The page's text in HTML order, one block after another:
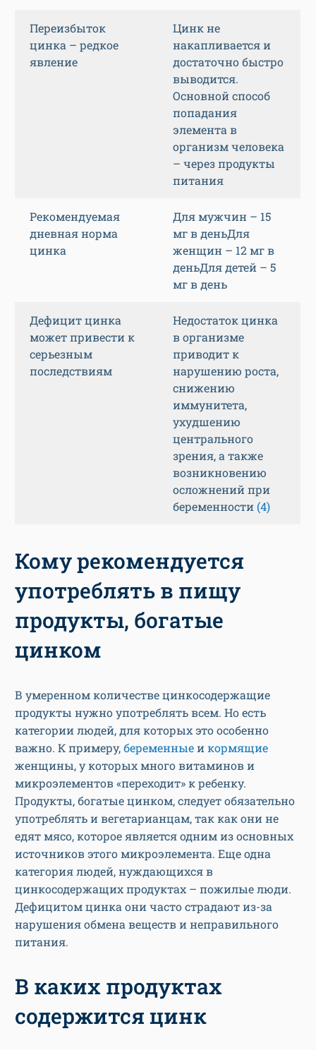
Переизбыток
цинка – редкое
явление
Цинк не
накапливается и
достаточно быстро
выводится.
Основной способ
попадания
элемента в
организм человека
– через продукты
питания
Рекомендуемая
дневная норма
цинка
Для мужчин – 15
мг в деньДля
женщин – 12 мг в
деньДля детей – 5
мг в день
Дефицит цинка
может привести к
серьезным
последствиям
Недостаток цинка
в организме
приводит к
нарушению роста,
снижению
иммунитета,
ухудшению
центрального
зрения, а также
возникновению
осложнений при
беременности (4)
Кому рекомендуется
употреблять в пищу
продукты, богатые
цинком
В умеренном количестве цинкосодержащие
продукты нужно употреблять всем. Но есть
категории людей, для которых это особенно
важно. К примеру,беременныеи кормящие
женщины, у которых много витаминов и
микроэлементов «переходит» к ребенку.
Продукты, богатые цинком, следует обязательно
употреблять и вегетарианцам, так как они не
едят мясо, которое является одним из основных
источников этого микроэлемента. Еще одна
категория людей, нуждающихся в
цинкосодержащих продуктах – пожилые люди.
Дефицитом цинка они часто страдают из-за
нарушения обмена веществ и неправильного
питания.
В каких продуктах
содержится цинк